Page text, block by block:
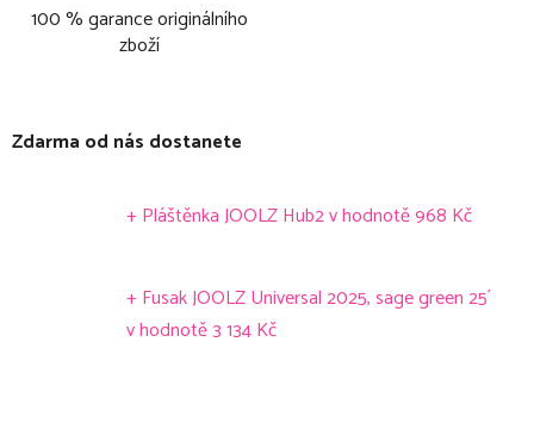
100 % garance originálního
zboží
Zdarma od nás dostanete
+ Pláštěnka JOOLZ Hub2v hodnotě 968 Kč
+ Fusak JOOLZ Universal 2025, sage green 25´
v hodnotě 3 134 Kč